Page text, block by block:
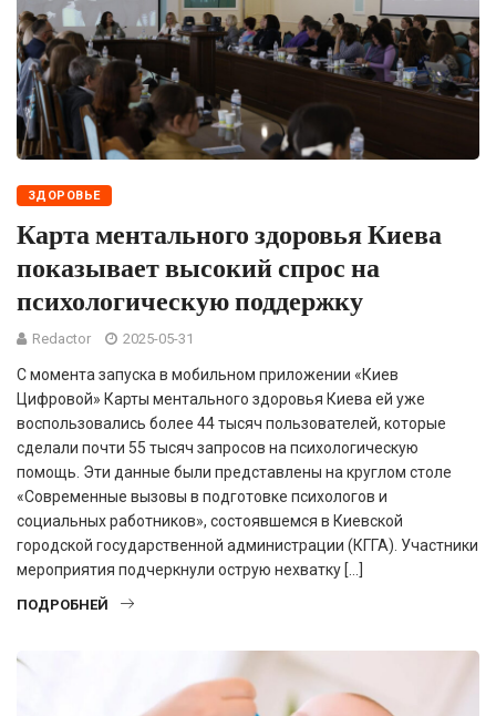
ЗДОРОВЬЕ
Карта ментального здоровья Киева
показывает высокий спрос на
психологическую поддержку
Redactor 2025-05-31
С момента запуска в мобильном приложении «Киев
Цифровой» Карты ментального здоровья Киева ей уже
воспользовались более 44 тысяч пользователей, которые
сделали почти 55 тысяч запросов на психологическую
помощь. Эти данные были представлены на круглом столе
«Современные вызовы в подготовке психологов и
социальных работников», состоявшемся в Киевской
городской государственной администрации (КГГА). Участники
мероприятия подчеркнули острую нехватку […]
ПОДРОБНЕЙ